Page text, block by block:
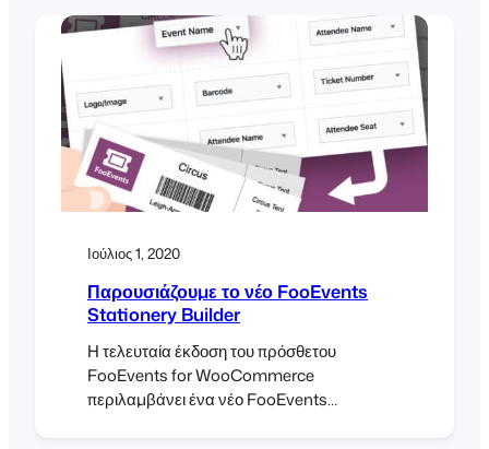
δευτερολέπτων μπορεί να κάνει σημαντική
διαφορά και να εξοικονομήσει χιλιάδες
ώρες συλλογικά. Για να σας βοηθήσουμε να
διασφαλίσετε ότι τα check-in των
συμμετεχόντων σας θα διεκπεραιώνονται
με τον ταχύτερο και πιο αξιόπιστο τρόπο,
έχουμε
Ιούλιος 1, 2020
Παρουσιάζουμε το νέο FooEvents
Stationery Builder
Η τελευταία έκδοση του πρόσθετου
FooEvents for WooCommerce
περιλαμβάνει ένα νέο FooEvents